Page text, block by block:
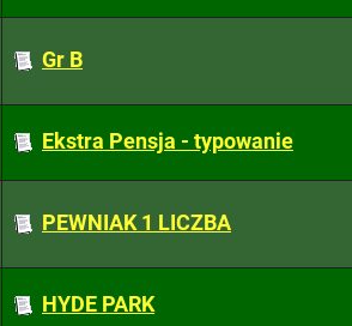
Gr B
Ekstra Pensja - typowanie
PEWNIAK 1 LICZBA
HYDE PARK